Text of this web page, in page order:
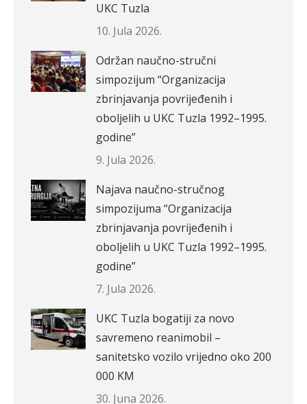
UKC Tuzla
10. Jula 2026.
Održan naučno-stručni
simpozijum “Organizacija
zbrinjavanja povrijeđenih i
oboljelih u UKC Tuzla 1992–1995.
godine”
9. Jula 2026.
Najava naučno-stručnog
simpozijuma “Organizacija
zbrinjavanja povrijeđenih i
oboljelih u UKC Tuzla 1992–1995.
godine”
7. Jula 2026.
UKC Tuzla bogatiji za novo
savremeno reanimobil –
sanitetsko vozilo vrijedno oko 200
000 KM
30. Juna 2026.